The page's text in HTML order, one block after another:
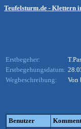
Teufelsturm.de - Klettern
Erstbegeher:
Erstbegehungsdatum:
Wegbeschreibung:
Von
Benutzer